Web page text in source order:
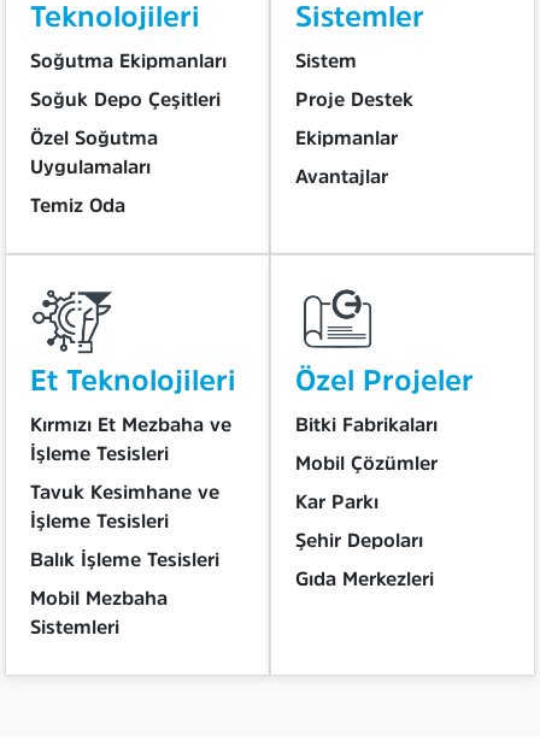
Teknolojileri
Soğutma Ekipmanları
Soğuk Depo Çeşitleri
Özel Soğutma
Uygulamaları
Temiz Oda
Sistemler
Sistem
Proje Destek
Ekipmanlar
Avantajlar
Et Teknolojileri
Kırmızı Et Mezbaha ve
İşleme Tesisleri
Tavuk Kesimhane ve
İşleme Tesisleri
Balık İşleme Tesisleri
Mobil Mezbaha
Sistemleri
Özel Projeler
Bitki Fabrikaları
Mobil Çözümler
Kar Parkı
Şehir Depoları
Gıda Merkezleri